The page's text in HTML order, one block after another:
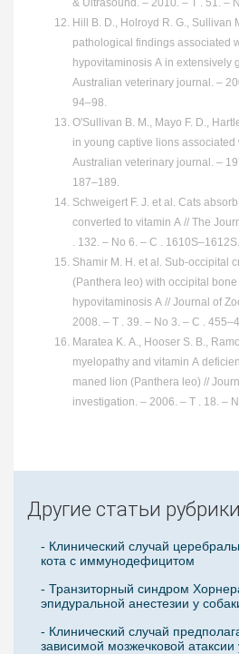
& Ultrasound. – 2010. – Т . 51. –
Hill B. D., Holroyd R. G., Sullivan
pathological findings associated
hypovitaminosis A in extensively
Australian veterinary journal. –
94–98.
O'Sullivan B. M., Mayo F. D.,
in young captive lions
Australian veterinary journal. –
187–189.
Schweigert F. J. et al. Cats
converted to vitamin A // The
. 132. – No 6. – С . 1610S–1612S.
Shamir M. H. et al. Sub-occipital
(Panthera leo) with occipital
hypovitaminosis A // Journal of
2008. – Т . 39. – No 3. – С .
Maratea K. A., Hooser S. B.,
myelopathy and vitamin A
maned lion (Panthera leo) //
investigation. – 2006. – Т . 18. –
Другие статьи рубрики
- Клинический случай
кота с иммунодефицитом
- Транзиторный синдром
эпидуральной анестезии у
- Клинический случай
зависимой мозжечковой атаксии